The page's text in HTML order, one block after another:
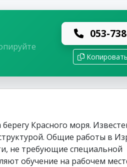
053-
Красного моря.
Общие работы в
не требующие специальной
обучение на рабочем